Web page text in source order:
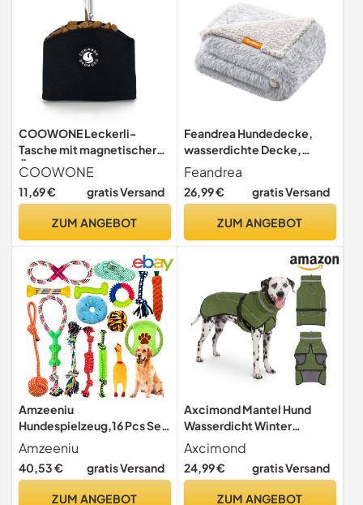
COOWONE Leckerli-
Tasche mit magnetischer
Öffnung für Hündchen-
Leckerli-Snack-Taschen
Hundeleckerli-Trägerhalter
COOWONE
11,69 € gratis Versand
ZUM ANGEBOT
Feandrea Hundedecke,
wasserdichte Decke,
Langer Plüsch, für kleine,
mittelgroße Hunde,
Katzen, 127 x 102 cm, L,
verwendbar, Hundesofa
Feandrea
26,99 € gratis Versand
ZUM ANGEBOT
Amzeeniu
Hundespielzeug,16 Pcs Seil
Ball Hunde robuste Zähne
Kauen langlebig Spielzeug
Zahntraining Set Für Kleine
Amzeeniu
40,53 € gratis Versand
ZUM ANGEBOT
Axcimond Mantel Hund
Wasserdicht Winter
Hundemantel Warm
Wasserdicht Hundejacke
Fleece Hundepullover
Axcimond
24,99 € gratis Versand
ZUM ANGEBOT